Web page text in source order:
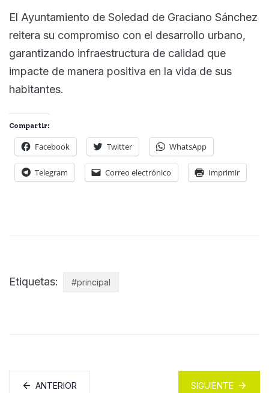
El Ayuntamiento de Soledad de Graciano Sánchez
reitera su compromiso con el desarrollo urbano,
garantizando infraestructura de calidad que
impacte de manera positiva en la vida de sus
habitantes.
Compartir:
Facebook Twitter WhatsApp
Telegram Correo electrónico Imprimir
Etiquetas: #principal
ANTERIOR SIGUIENTE